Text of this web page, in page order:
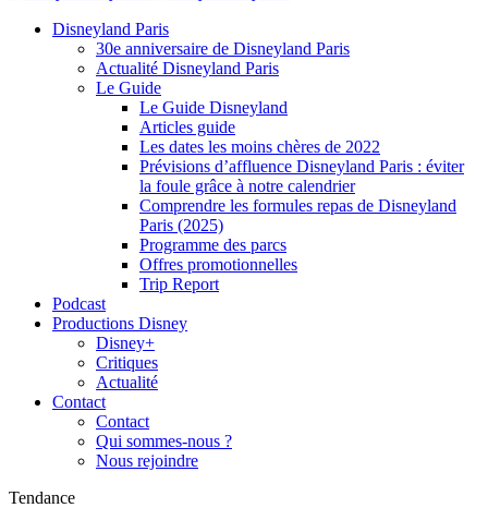
Disneyland Paris
30e anniversaire de Disneyland Paris
Actualité Disneyland Paris
Le Guide
Le Guide Disneyland
Articles guide
Les dates les moins chères de 2022
Prévisions d’affluence Disneyland Paris : éviter
la foule grâce à notre calendrier
Comprendre les formules repas de Disneyland
Paris (2025)
Programme des parcs
Offres promotionnelles
Trip Report
Podcast
Productions Disney
Disney+
Critiques
Actualité
Contact
Contact
Qui sommes-nous ?
Nous rejoindre
Tendance